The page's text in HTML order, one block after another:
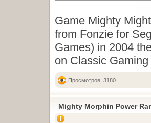
Game Mighty
from Fonzie for
Games) in 2004
on Classic
Просмотров: 3180
Mighty Morphin Power